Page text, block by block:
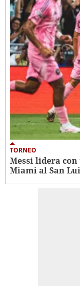
TORNEO
Messi lidera
Miami al San